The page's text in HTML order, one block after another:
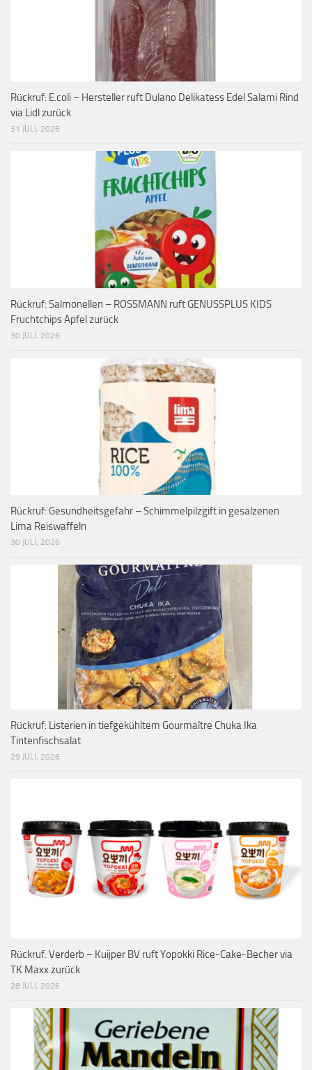
Rückruf: E.coli – Hersteller ruft Dulano Delikatess Edel Salami Rind
via Lidl zurück
31 JULI, 2026
Rückruf: Salmonellen – ROSSMANN ruft GENUSSPLUS KIDS
Fruchtchips Apfel zurück
30 JULI, 2026
Rückruf: Gesundheitsgefahr – Schimmelpilzgift in gesalzenen
Lima Reiswaffeln
30 JULI, 2026
Rückruf: Listerien in tiefgekühltem Gourmaître Chuka Ika
Tintenfischsalat
29 JULI, 2026
Rückruf: Verderb – Kuijper BV ruft Yopokki Rice-Cake-Becher via
TK Maxx zurück
28 JULI, 2026